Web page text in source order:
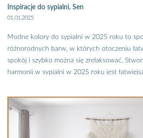
Inspiracje do sypialni, Sen
01.01.2025
Modne kolory do sypialni w 2025 roku to
różnorodnych barw, w których otoczeniu
spokój i szybko można się zrelaksować.
harmonii w sypialni w 2025 roku jest
kompozycji kolorystycznych. Jak to zrobić?
części artykułu dowiecie się jakie kolory do
w tym roku…